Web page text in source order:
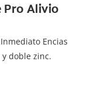
Pro Alivio
Encias
doble zinc.